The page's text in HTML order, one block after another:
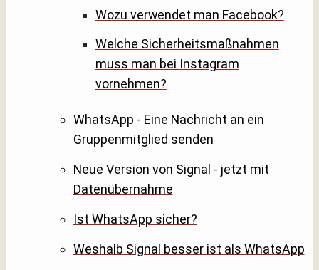
Wozu verwendet man Facebook?
Welche Sicherheitsmaßnahmen
muss man bei Instagram
vornehmen?
WhatsApp - Eine Nachricht an ein
Gruppenmitglied senden
Neue Version von Signal - jetzt mit
Datenübernahme
Ist WhatsApp sicher?
Weshalb Signal besser ist als WhatsApp